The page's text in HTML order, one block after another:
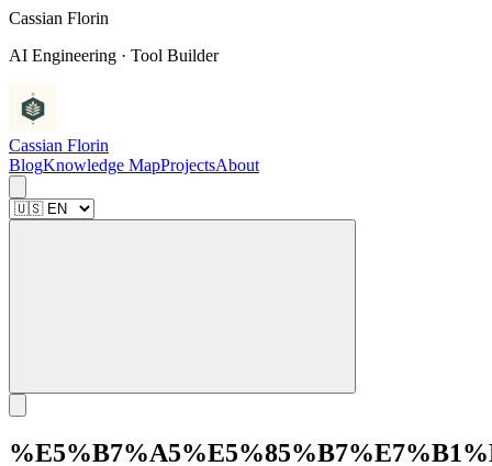
Cassian Florin
AI Engineering · Tool Builder
Cassian Florin
BlogKnowledge MapProjectsAbout